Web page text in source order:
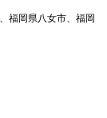
福岡県八女市、福岡